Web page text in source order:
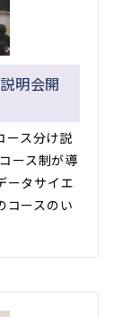
明会開
ース分け説
ース制が導
ータサイエ
コースのい